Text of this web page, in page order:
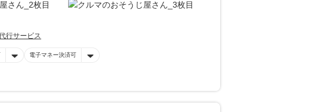
行サービス
電子マネー決済可